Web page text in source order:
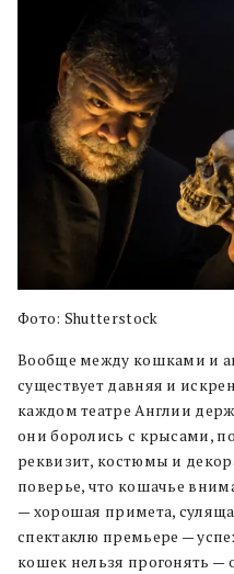
Фото: Shutterstock
Вообще между кошками и
существует давняя и
каждом театре Англии
они боролись с крысами,
реквизит, костюмы и
поверье, что кошачье
— хорошая примета,
спектаклю премьере —
кошек нельзя прогонять —